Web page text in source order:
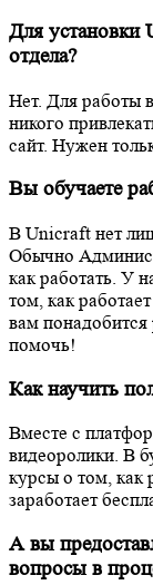
Для установки
отдела?
Нет. Для работы
никого
сайт. Нужен
Вы обучаете
В Unicraft нет
Обычно
как работать. У
том, как
вам
помочь!
Как научить
Вместе с
видеоролики. В
курсы о том, как
заработает
А вы
вопросы в